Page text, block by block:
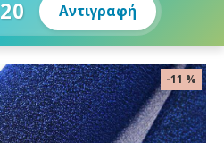
Αντιγραφή
-11 %